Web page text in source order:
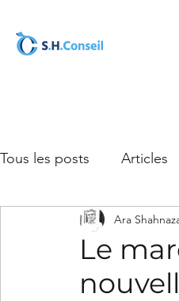
Tous les posts Articles
Le
Ara